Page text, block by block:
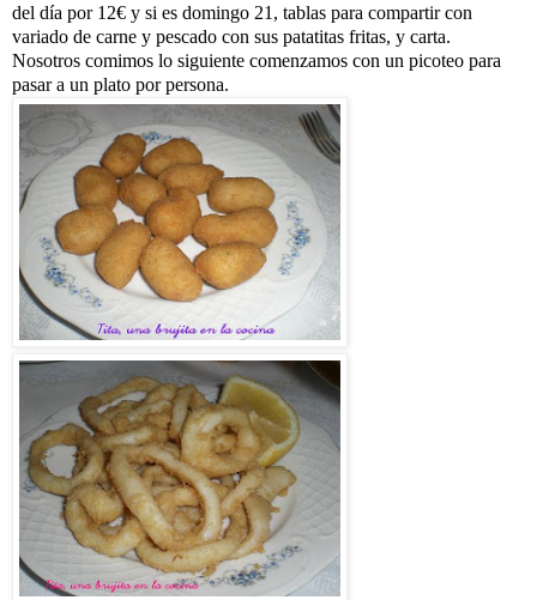
del día por 12€ y si es domingo 21, tablas para compartir con
variado de carne y pescado con sus patatitas fritas, y carta.
Nosotros comimos lo siguiente comenzamos con un picoteo para
pasar a un plato por persona.